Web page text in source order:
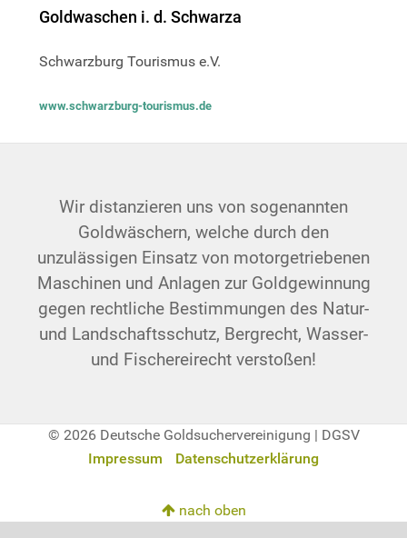
Goldwaschen i. d. Schwarza
Schwarzburg Tourismus e.V.
www.schwarzburg-tourismus.de
Wir distanzieren uns von sogenannten
Goldwäschern, welche durch den
unzulässigen Einsatz von motorgetriebenen
Maschinen und Anlagen zur Goldgewinnung
gegen rechtliche Bestimmungen des Natur-
und Landschaftsschutz, Bergrecht, Wasser-
und Fischereirecht verstoßen!
© 2026 Deutsche Goldsuchervereinigung | DGSV
Impressum
Datenschutzerklärung
nach oben